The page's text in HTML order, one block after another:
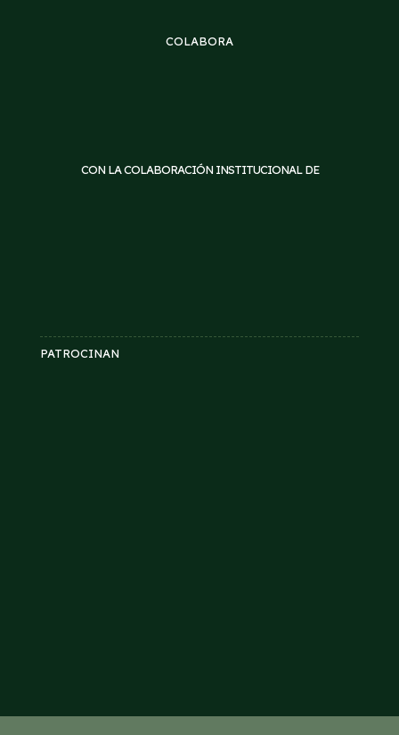
COLABORA
CON LA COLABORACIÓN INSTITUCIONAL DE
PATROCINAN